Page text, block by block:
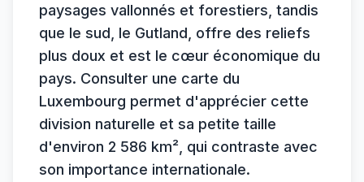
paysages vallonnés et forestiers, tandis
que le sud, le Gutland, offre des reliefs
plus doux et est le cœur économique du
pays. Consulter une carte du
Luxembourg permet d'apprécier cette
division naturelle et sa petite taille
d'environ 2 586 km², qui contraste avec
son importance internationale.